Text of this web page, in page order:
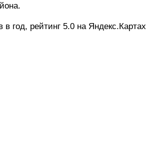
в год, рейтинг 5.0 на Яндекс.Картах